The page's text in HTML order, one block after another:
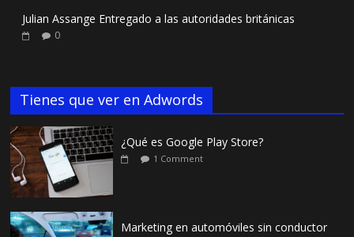
Julian Assange Entregado a las autoridades británicas
0
Tienes que ver en Adwords
¿Qué es Google Play Store?
1 Comment
Marketing en automóviles sin conductor